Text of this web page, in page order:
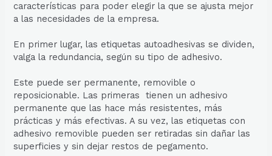
características para poder elegir la que se ajusta mejor
a las necesidades de la empresa.
En primer lugar, las etiquetas autoadhesivas se dividen,
valga la redundancia, según su tipo de adhesivo.
Este puede ser permanente, removible o
reposicionable. Las primeras tienen un adhesivo
permanente que las hace más resistentes, más
prácticas y más efectivas. A su vez, las etiquetas con
adhesivo removible pueden ser retiradas sin dañar las
superficies y sin dejar restos de pegamento.